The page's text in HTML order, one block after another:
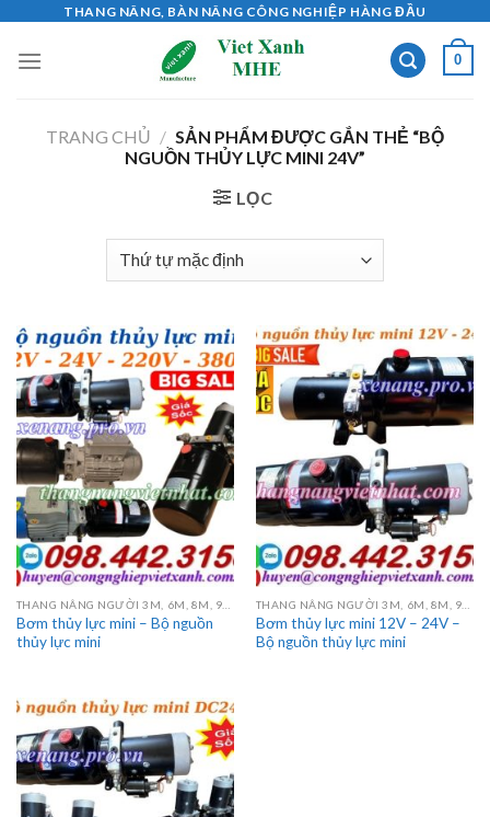
content
THANG NÂNG, BÀN NÂNG CÔNG NGHIỆP HÀNG ĐẦU
0
TRANG CHỦ / SẢN PHẨM ĐƯỢC GẮN THẺ “BỘ
NGUỒN THỦY LỰC MINI 24V”
LỌC
Bơm thủy lực mini – Bộ nguồn
thủy lực mini
Bơm thủy lực mini 12V – 24V –
Bộ nguồn thủy lực mini